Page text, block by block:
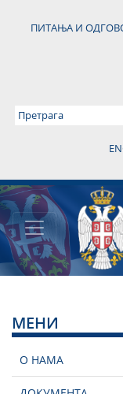
ПИТАЊА И
МЕНИ
О НАМА